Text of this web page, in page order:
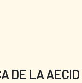
DE LA AECID